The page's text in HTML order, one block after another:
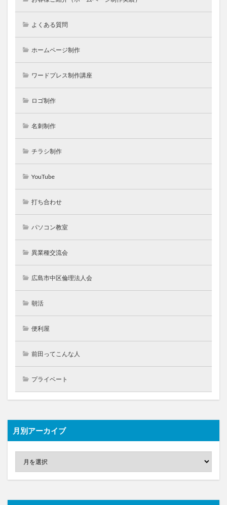
よくある質問
ホームページ制作
ワードプレス制作講座
ロゴ制作
名刺制作
チラシ制作
YouTube
打ち合わせ
パソコン教室
異業種交流会
広島市中区倫理法人会
朝活
便利屋
前田ってこんな人
プライベート
月別アーカイブ